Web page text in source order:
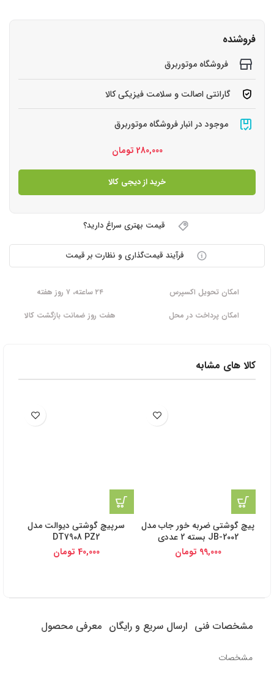
فروشنده
فروشگاه موتوربرق
گارانتی اصالت و سلامت فیزیکی کالا
موجود در انبار فروشگاه موتوربرق
280,000 تومان
خرید از دیجی کالا
قیمت بهتری سراغ دارید؟
فرآیند قیمت‌گذاری و نظارت بر قیمت
امکان تحویل اکسپرس
۲۴ ساعته، ۷ روز هفته
امکان پرداخت در محل
هفت روز ضمانت بازگشت کالا
کالا های مشابه
پیچ گوشتی ضربه خور جاب مدل
JB-2002 بسته 2 عددی
99,000 تومان
سرپیچ گوشتی دیوالت مدل
DT7908 PZ2
40,000 تومان
مشخصات فنی ارسال سریع و رایگان معرفی محصول
مشخصات